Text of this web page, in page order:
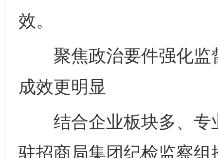
效。
聚焦政治要件强化监
成效更明显
结合企业板块多、专
驻招商局集团纪检监察